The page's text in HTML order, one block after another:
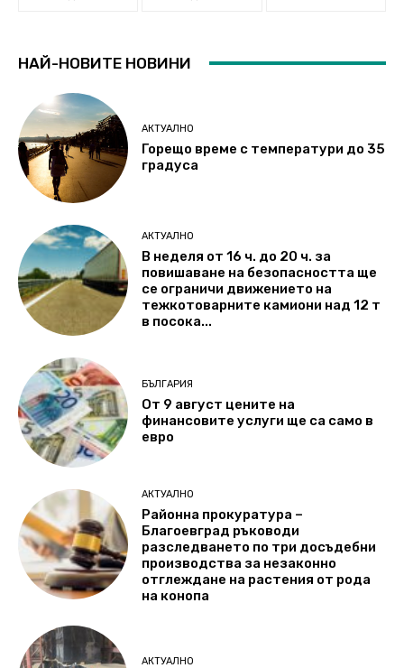
НАЙ-НОВИТЕ НОВИНИ
АКТУАЛНО
Горещо време с температури до 35
градуса
АКТУАЛНО
В неделя от 16 ч. до 20 ч. за
повишаване на безопасността ще
се ограничи движението на
тежкотоварните камиони над 12 т
в посока...
БЪЛГАРИЯ
От 9 август цените на
финансовите услуги ще са само в
евро
АКТУАЛНО
Районна прокуратура –
Благоевград ръководи
разследването по три досъдебни
производства за незаконно
отглеждане на растения от рода
на конопа
АКТУАЛНО